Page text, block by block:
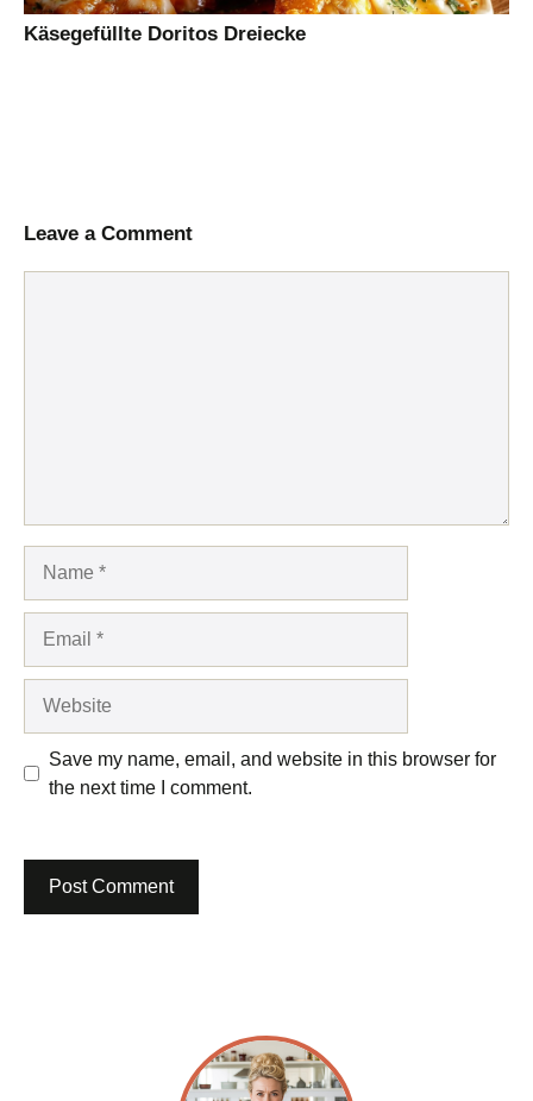
Käsegefüllte Doritos Dreiecke
Leave a Comment
Save my name, email, and website in this browser for
the next time I comment.